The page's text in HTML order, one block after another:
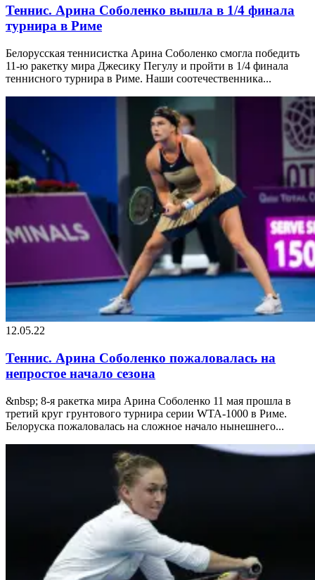
Теннис. Арина Соболенко вышла в 1/4 финала
турнира в Риме
Белорусская теннисистка Арина Соболенко смогла победить
11-ю ракетку мира Джесику Пегулу и пройти в 1/4 финала
теннисного турнира в Риме. Наши соотечественника...
12.05.22
Теннис. Арина Соболенко пожаловалась на
непростое начало сезона
&nbsp; 8-я ракетка мира Арина Соболенко 11 мая прошла в
третий круг грунтового турнира серии WTA-1000 в Риме.
Белоруска пожаловалась на сложное начало нынешнего...